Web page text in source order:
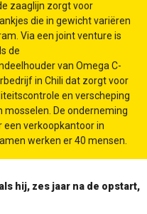
zaaglijn zorgt voor
die in gewicht variëren
Via een joint venture is
de
van Omega C-
in Chili dat zorgt voor
en verscheping
mosselen. De onderneming
een verkoopkantoor in
werken er 40 mensen.
hij, zes jaar na de opstart,